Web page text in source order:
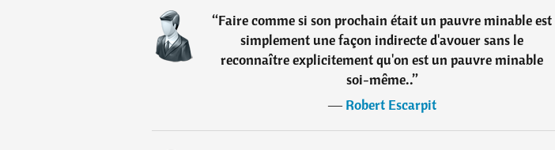
“Faire comme si son prochain était un pauvre minable est
simplement une façon indirecte d'avouer sans le
reconnaître explicitement qu'on est un pauvre minable
soi-même..”
―Robert Escarpit